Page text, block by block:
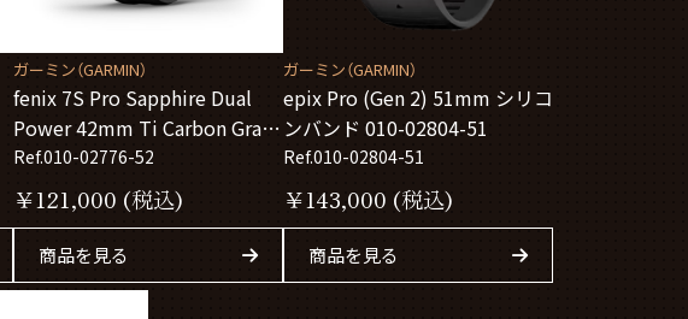
ガーミン（GARMIN）
fenix 7S Pro Sapphire Dual
Power 42mm Ti Carbon Gray
DLC シリコンバンド 010-
02776-52
Ref.010-02776-52
￥121,000 (税込)
商品を見る
ガーミン（GARMIN）
epix Pro (Gen 2) 51mm シリコ
ンバンド 010-02804-51
Ref.010-02804-51
￥143,000 (税込)
商品を見る